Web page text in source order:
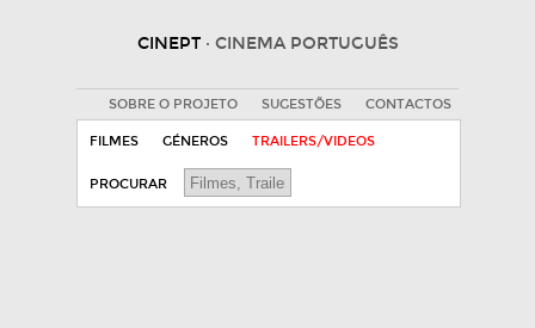
CINEPT · CINEMA PORTUGUÊS
SOBRE O PROJETO SUGESTÕES CONTACTOS
FILMES GÉNEROS TRAILERS/VIDEOS
PROCURAR